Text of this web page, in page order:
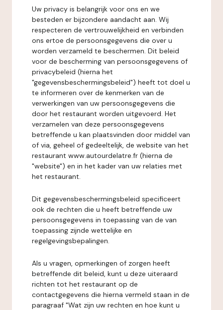
Uw privacy is belangrijk voor ons en we
besteden er bijzondere aandacht aan. Wij
respecteren de vertrouwelijkheid en verbinden
ons ertoe de persoonsgegevens die over u
worden verzameld te beschermen. Dit beleid
voor de bescherming van persoonsgegevens of
privacybeleid (hierna het
"gegevensbeschermingsbeleid") heeft tot doel u
te informeren over de kenmerken van de
verwerkingen van uw persoonsgegevens die
door het restaurant worden uitgevoerd. Het
verzamelen van deze persoonsgegevens
betreffende u kan plaatsvinden door middel van
of via, geheel of gedeeltelijk, de website van het
restaurant www.autourdelatre.fr (hierna de
"website") en in het kader van uw relaties met
het restaurant.
Dit gegevensbeschermingsbeleid specificeert
ook de rechten die u heeft betreffende uw
persoonsgegevens in toepassing van de van
toepassing zijnde wettelijke en
regelgevingsbepalingen.
Als u vragen, opmerkingen of zorgen heeft
betreffende dit beleid, kunt u deze uiteraard
richten tot het restaurant op de
contactgegevens die hierna vermeld staan in de
paragraaf "Wat zijn uw rechten en hoe kunt u